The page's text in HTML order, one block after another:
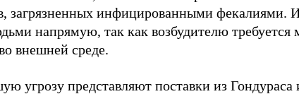
загрязненных инфицированными фекалиями.
напрямую, так как возбудителю требуется
внешней среде.
угрозу представляют поставки из Гондураса